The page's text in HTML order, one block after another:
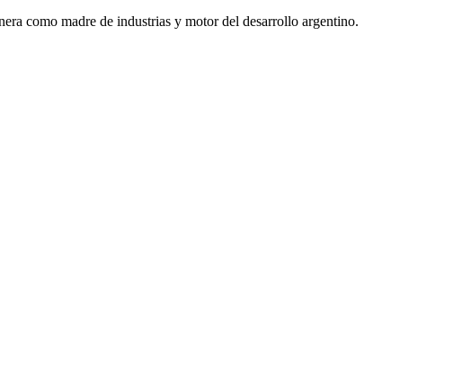
como madre de industrias y motor del desarrollo argentino.